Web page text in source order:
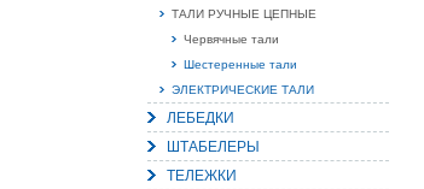
ТАЛИ РУЧНЫЕ ЦЕПНЫЕ
Червячные тали
Шестеренные тали
ЭЛЕКТРИЧЕСКИЕ ТАЛИ
ЛЕБЕДКИ
ШТАБЕЛЕРЫ
ТЕЛЕЖКИ